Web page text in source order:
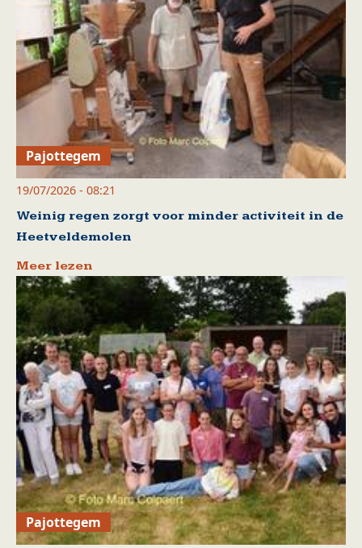
Pajottegem
19/07/2026 - 08:21
Weinig regen zorgt voor minder activiteit in de
Heetveldemolen
Meer lezen
Pajottegem